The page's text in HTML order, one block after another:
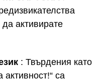
да активирате
: Твърдения като
активност!“ са